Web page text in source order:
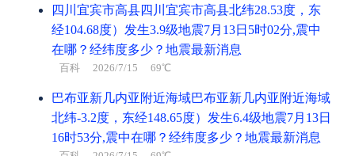
四川宜宾市高县四川宜宾市高县北纬28.53度，东
经104.68度）发生3.9级地震7月13日5时02分,震中
在哪？经纬度多少？地震最新消息
百科 2026/7/15 69℃
巴布亚新几内亚附近海域巴布亚新几内亚附近海域
北纬-3.2度，东经148.65度）发生6.4级地震7月13日
16时53分,震中在哪？经纬度多少？地震最新消息